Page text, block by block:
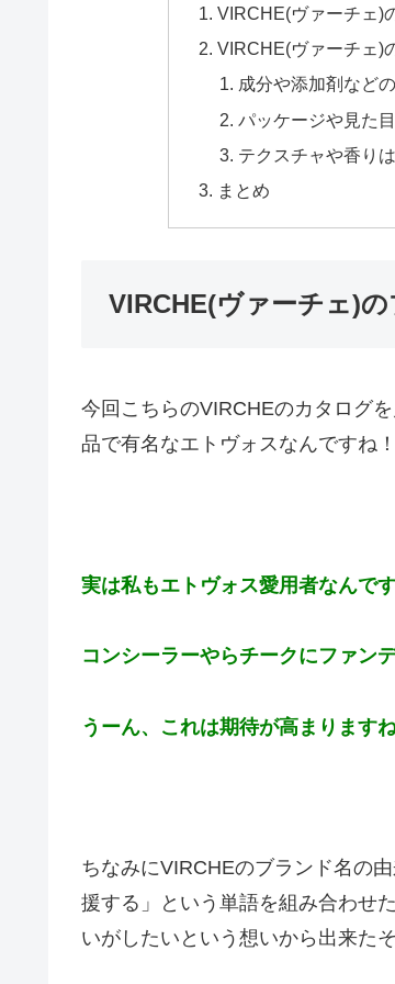
VIRCHE(ヴァーチェ)
VIRCHE(ヴァーチェ)
成分や添加剤など
パッケージや見た
テクスチャや香り
まとめ
VIRCHE(ヴァーチェ)
今回こちらのVIRCHEのカタログ
品で有名なエトヴォスなんですね！
実は私もエトヴォス愛用者なんです
コンシーラーやらチークにファン
うーん、これは期待が高まります
ちなみにVIRCHEのブランド名の
援する」という単語を組み合わせ
いがしたいという想いから出来たそ